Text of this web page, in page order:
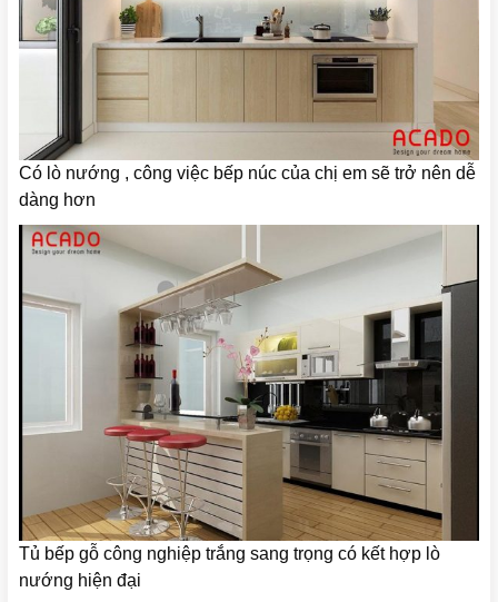
Có lò nướng , công việc bếp núc của chị em sẽ trở nên dễ
dàng hơn
Tủ bếp gỗ công nghiệp trắng sang trọng có kết hợp lò
nướng hiện đại